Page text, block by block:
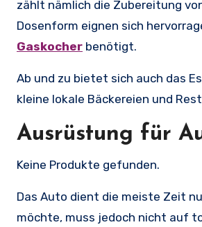
zählt nämlich die Zubereitung
Dosenform eignen sich
Gaskocher benötigt.
Ab und zu bietet sich auch das
kleine lokale Bäckereien und
Ausrüstung für
Keine Produkte gefunden.
Das Auto dient die meiste Zeit
möchte, muss jedoch nicht auf